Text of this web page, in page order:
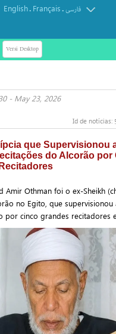
English. Français.فارسی
Versi Desktop
- May 23, 2026
Id de notícias:
que Supervisionou
do Alcorão por
Amir Othman foi o ex-Sheikh
no Egito, que supervisionou
por cinco grandes recitadores